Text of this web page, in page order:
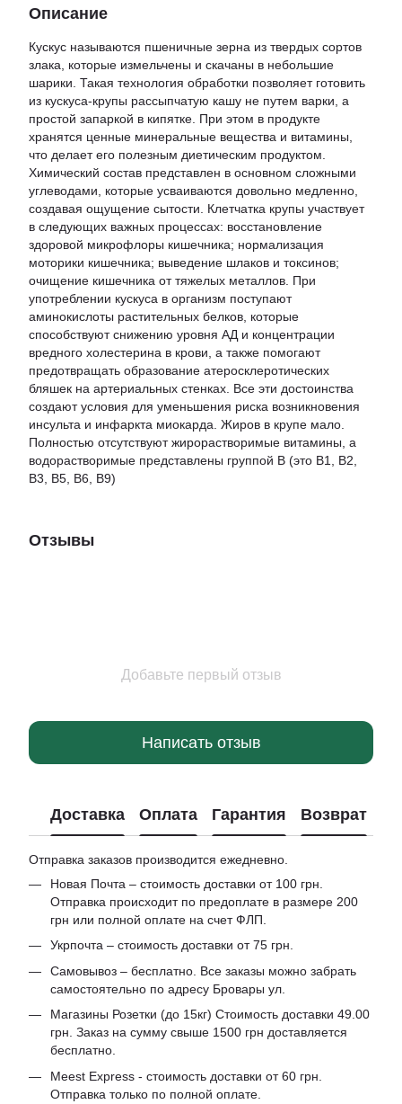
Описание
Кускус называются пшеничные зерна из твердых сортов
злака, которые измельчены и скачаны в небольшие
шарики. Такая технология обработки позволяет готовить
из кускуса-крупы рассыпчатую кашу не путем варки, а
простой запаркой в кипятке. При этом в продукте
хранятся ценные минеральные вещества и витамины,
что делает его полезным диетическим продуктом.
Химический состав представлен в основном сложными
углеводами, которые усваиваются довольно медленно,
создавая ощущение сытости. Клетчатка крупы участвует
в следующих важных процессах: восстановление
здоровой микрофлоры кишечника; нормализация
моторики кишечника; выведение шлаков и токсинов;
очищение кишечника от тяжелых металлов. При
употреблении кускуса в организм поступают
аминокислоты растительных белков, которые
способствуют снижению уровня АД и концентрации
вредного холестерина в крови, а также помогают
предотвращать образование атеросклеротических
бляшек на артериальных стенках. Все эти достоинства
создают условия для уменьшения риска возникновения
инсульта и инфаркта миокарда. Жиров в крупе мало.
Полностью отсутствуют жирорастворимые витамины, а
водорастворимые представлены группой В (это B1, B2,
B3, B5, B6, B9)
Отзывы
Добавьте первый отзыв
Написать отзыв
Доставка Оплата Гарантия Возврат
Отправка заказов производится ежедневно.
Новая Почта – стоимость доставки от 100 грн.
Отправка происходит по предоплате в размере 200
грн или полной оплате на счет ФЛП.
Укрпочта – стоимость доставки от 75 грн.
Самовывоз – бесплатно. Все заказы можно забрать
самостоятельно по адресу Бровары ул.
Магазины Розетки (до 15кг) Стоимость доставки 49.00
грн. Заказ на сумму свыше 1500 грн доставляется
бесплатно.
Meest Express - стоимость доставки от 60 грн.
Отправка только по полной оплате.